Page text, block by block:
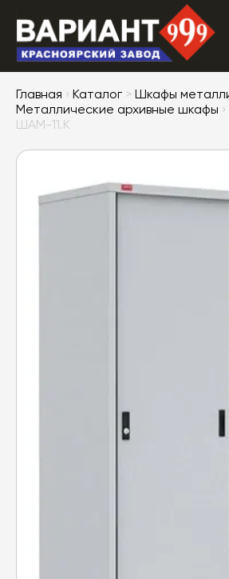
Главная › Каталог > Шкафы
Металлические архивные шкафы
ШАМ-11.К